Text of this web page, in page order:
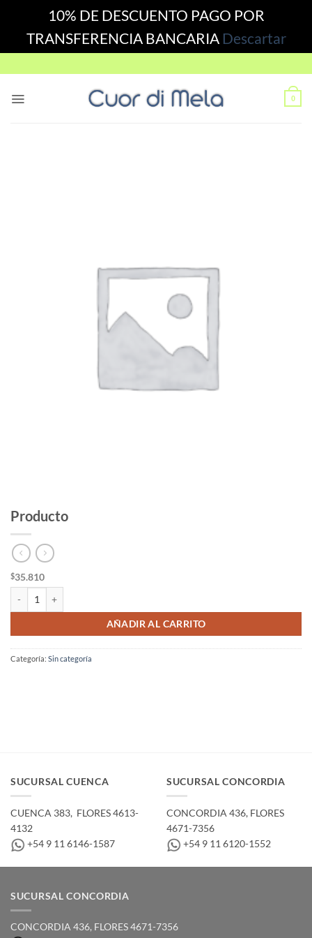
10% DE DESCUENTO PAGO POR
TRANSFERENCIA BANCARIA Descartar
to
0
Producto
$35.810
AÑADIR AL CARRITO
Categoría: Sin categoría
SUCURSAL CUENCA
CUENCA 383, ­ FLORES 4613-
4132
+54 9 11 6146-1587
SUCURSAL CONCORDIA
CONCORDIA 436,­ FLORES
4671-7356
+54 9 11 6120-1552
SUCURSAL CONCORDIA
CONCORDIA 436,­ FLORES 4671-7356